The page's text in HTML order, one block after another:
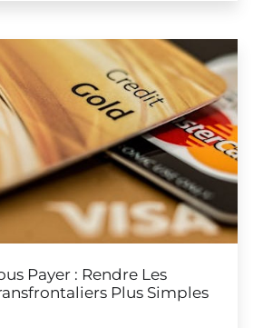
Payer : Rendre Les
Plus Simples